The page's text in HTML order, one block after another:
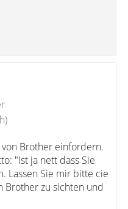
Brother einfordern.
"Ist ja nett dass Sie
Lassen Sie mir bitte cie
Brother zu sichten und